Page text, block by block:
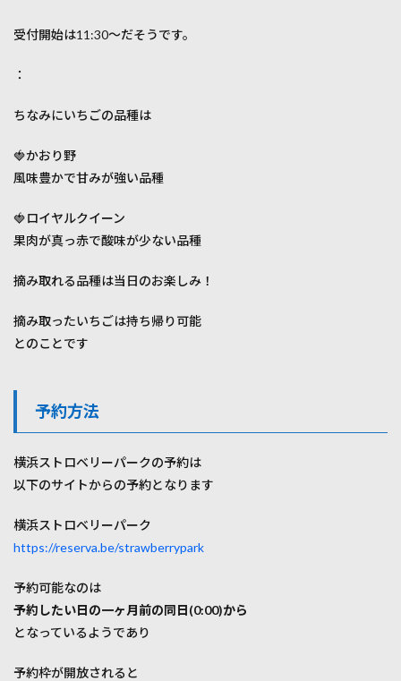
受付開始は11:30～だそうです。
：
ちなみにいちごの品種は
🍓かおり野
風味豊かで甘みが強い品種
🍓ロイヤルクイーン
果肉が真っ赤で酸味が少ない品種
摘み取れる品種は当日のお楽しみ！
摘み取ったいちごは持ち帰り可能
とのことです
予約方法
横浜ストロベリーパークの予約は
以下のサイトからの予約となります
横浜ストロベリーパーク
https://reserva.be/strawberrypark
予約可能なのは
予約したい日の一ヶ月前の同日(0:00)から
となっているようであり
予約枠が開放されると